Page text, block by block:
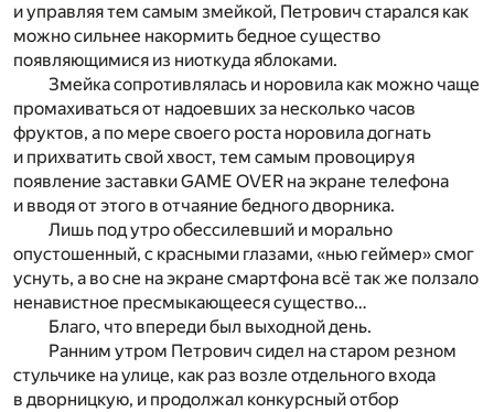
и управляя тем самым змейкой, Петрович старался как
можно сильнее накормить бедное существо
появляющимися из ниоткуда яблоками.
Змейка сопротивлялась и норовила как можно чаще
промахиваться от надоевших за несколько часов
фруктов, а по мере своего роста норовила догнать
и прихватить свой хвост, тем самым провоцируя
появление заставки GAME OVER на экране телефона
и вводя от этого в отчаяние бедного дворника.
Лишь под утро обессилевший и морально
опустошенный, с красными глазами, «нью геймер» смог
уснуть, а во сне на экране смартфона всё так же ползало
ненавистное пресмыкающееся существо…
Благо, что впереди был выходной день.
Ранним утром Петрович сидел на старом резном
стульчике на улице, как раз возле отдельного входа
в дворницкую, и продолжал конкурсный отбор